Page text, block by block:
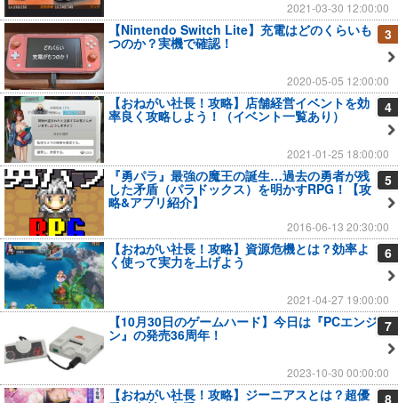
2021-03-30 12:00:00
3
【Nintendo Switch Lite】充電はどのくらいも
つのか？実機で確認！
2020-05-05 12:00:00
4
【おねがい社長！攻略】店舗経営イベントを効
率良く攻略しよう！（イベント一覧あり）
2021-01-25 18:00:00
5
『勇パラ』最強の魔王の誕生…過去の勇者が残
した矛盾（パラドックス）を明かすRPG！【攻
略&アプリ紹介】
2016-06-13 20:30:00
6
【おねがい社長！攻略】資源危機とは？効率よ
く使って実力を上げよう
2021-04-27 19:00:00
7
【10月30日のゲームハード】今日は『PCエンジ
ン』の発売36周年！
2023-10-30 00:00:00
8
【おねがい社長！攻略】ジーニアスとは？超優